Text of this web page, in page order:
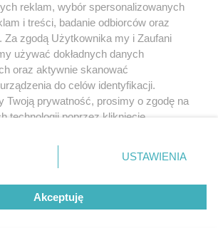
reklam, wybór spersonalizowanych
i treści, badanie odbiorców oraz
Za zgodą Użytkownika my i Zaufani
używać dokładnych danych
oraz aktywnie skanować
do celów identyfikacji.
Twoją prywatność, prosimy o zgodę na
technologii poprzez kliknięcie
klikając przycisk ustawień prywatności
lewym dolnym rogu strony
danych nie wymagają zgody
masz prawo sprzeciwić się takiemu
będą miały zastosowanie tylko
USTAWIENIA
Akceptuję